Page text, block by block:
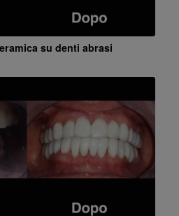
su denti abrasi